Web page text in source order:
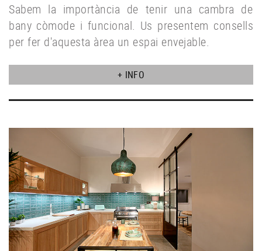
Sabem la importància de tenir una cambra de
bany còmode i funcional. Us presentem consells
per fer d'aquesta àrea un espai envejable.
+ INFO